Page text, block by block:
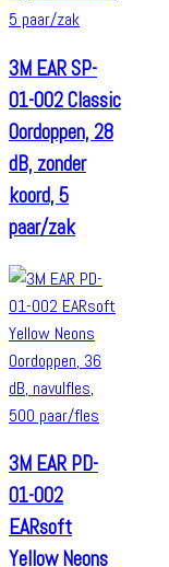
3M EAR SP-
01-002 Classic
Oordoppen, 28
dB, zonder
koord, 5
paar/zak
3M EAR PD-
01-002
EARsoft
Yellow Neons